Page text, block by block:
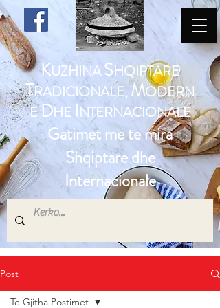
KUZHINASHQIPTARE
TRADICIONALE, MODERN
EDHE INTERNACIONALE
Gatimet me te mira
Shqiptare dhe
Internacionale
Post
Te Gjitha Postimet